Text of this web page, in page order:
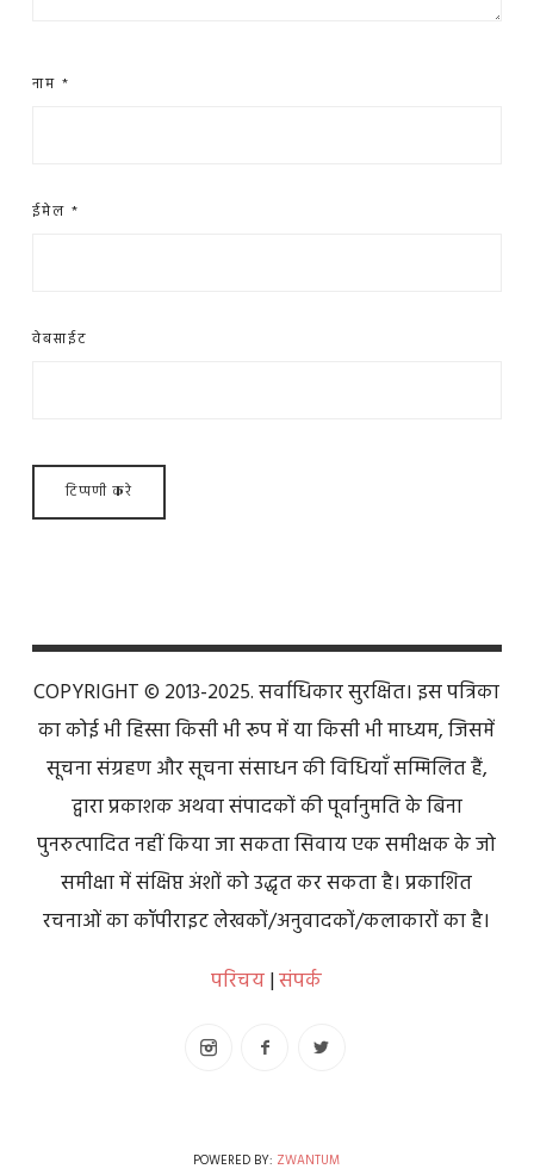
नाम *
ईमेल *
वेबसाईट
COPYRIGHT © 2013-2025. सर्वाधिकार सुरक्षित। इस पत्रिका
का कोई भी हिस्सा किसी भी रूप में या किसी भी माध्यम, जिसमें
सूचना संग्रहण और सूचना संसाधन की विधियाँ सम्मिलित हैं,
द्वारा प्रकाशक अथवा संपादकों की पूर्वानुमति के बिना
पुनरुत्पादित नहीं किया जा सकता सिवाय एक समीक्षक के जो
समीक्षा में संक्षिप्त अंशों को उद्धृत कर सकता है। प्रकाशित
रचनाओं का कॉपीराइट लेखकों/अनुवादकों/कलाकारों का है।
परिचय|संपर्क
POWERED BY: ZWANTUM